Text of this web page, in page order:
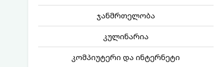
ჯანმრთელობა
კულინარია
კომპიუტერი და ინტერნეტი